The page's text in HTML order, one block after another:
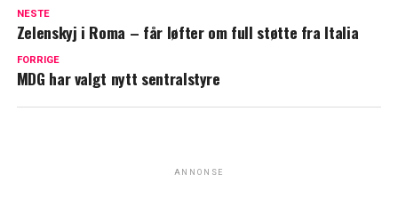
NESTE
Zelenskyj i Roma – får løfter om full støtte fra Italia
FORRIGE
MDG har valgt nytt sentralstyre
ANNONSE